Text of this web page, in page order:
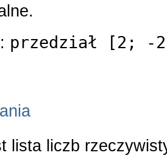
przedział [2;
lista liczb